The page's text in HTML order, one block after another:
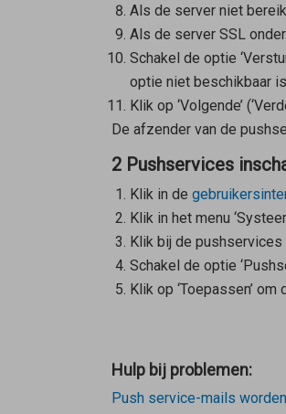
Als de server niet
Als de server SSL
Schakel de optie
optie niet beschikbaar
Klik op ‘Volgende’
De afzender van de
2 Pushservices
Klik in de
Klik in het menu
Klik bij de
Schakel de optie
Klik op ‘Toepassen’
Hulp bij problemen:
Push service-mails